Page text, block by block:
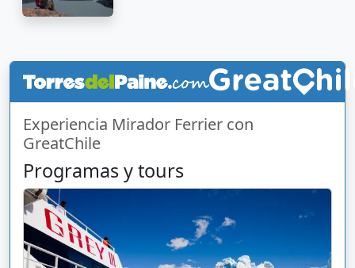
Experiencia Mirador Ferrier con
GreatChile
Programas y tours